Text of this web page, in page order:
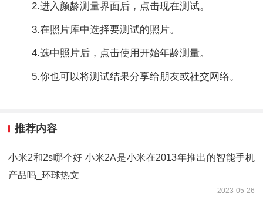
2.进入颜龄测量界面后，点击现在测试。
3.在照片库中选择要测试的照片。
4.选中照片后，点击使用开始年龄测量。
5.你也可以将测试结果分享给朋友或社交网络。
推荐内容
小米2和2s哪个好 小米2A是小米在2013年推出的智能手机
产品吗_环球热文
2023-05-26